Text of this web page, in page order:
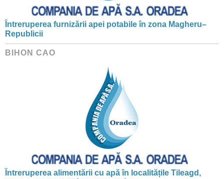
Întreruperea furnizării apei potabile în zona Magheru–
Republicii
BIHON CAO
Întreruperea alimentării cu apă în localitățile Tileagd,